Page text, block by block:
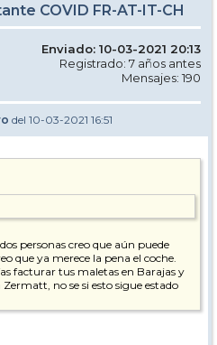
COVID FR-AT-IT-CH
Enviado: 10-03-2021 20:13
Registrado: 7 años antes
Mensajes: 190
del 10-03-2021 16:51
personas creo que aún puede
que ya merece la pena el coche.
facturar tus maletas en Barajas y
no se si esto sigue estado